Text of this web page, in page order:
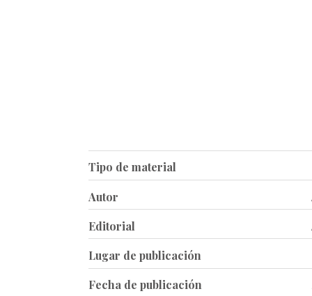
Tipo de material
Autor
Editorial
Lugar de publicación
Fecha de publicación